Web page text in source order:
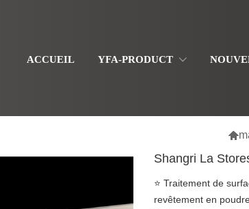
ACCUEIL YFA-PRODUCT

Shangri La
⭐ Traitement de
revêtement en